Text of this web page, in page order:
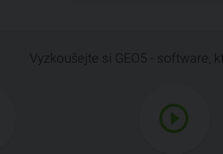
Vyzkoušejte si GEO5 - software,